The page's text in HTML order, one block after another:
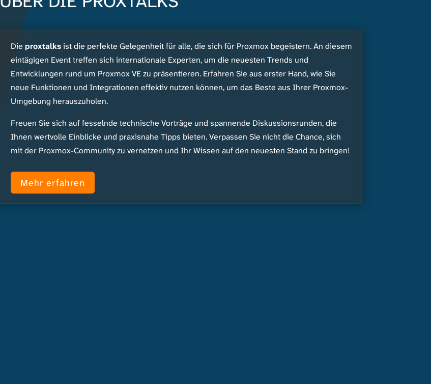
Die proxtalksist die perfekte Gelegenheit für alle, die sich für Proxmox begeistern. An diesem
eintägigen Event treffen sich internationale Experten, um die neuesten Trends und
Entwicklungen rund um Proxmox VE zu präsentieren. Erfahren Sie aus erster Hand, wie Sie
neue Funktionen und Integrationen effektiv nutzen können, um das Beste aus Ihrer Proxmox-
Umgebung herauszuholen.
Freuen Sie sich auf fesselnde technische Vorträge und spannende Diskussionsrunden, die
Ihnen wertvolle Einblicke und praxisnahe Tipps bieten. Verpassen Sie nicht die Chance, sich
mit der Proxmox-Community zu vernetzen und Ihr Wissen auf den neuesten Stand zu bringen!
Mehr erfahren